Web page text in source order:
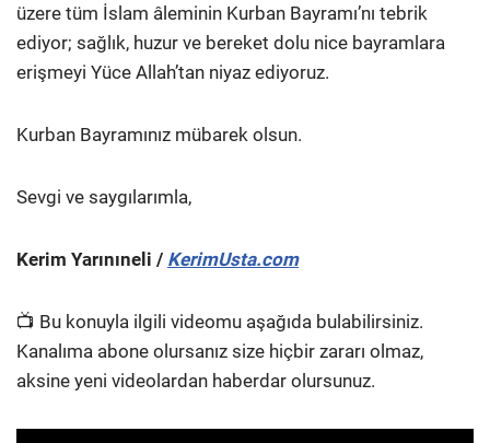
üzere tüm İslam âleminin Kurban Bayramı’nı tebrik
ediyor; sağlık, huzur ve bereket dolu nice bayramlara
erişmeyi Yüce Allah’tan niyaz ediyoruz.
Kurban Bayramınız mübarek olsun.
Sevgi ve saygılarımla,
Kerim Yarınıneli / KerimUsta.com
📺 Bu konuyla ilgili videomu aşağıda bulabilirsiniz.
Kanalıma abone olursanız size hiçbir zararı olmaz,
aksine yeni videolardan haberdar olursunuz.